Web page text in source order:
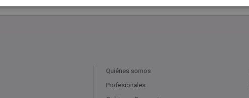
Quiénes somos
Profesionales